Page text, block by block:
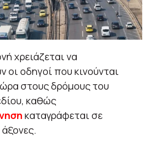
χρειάζεται να
οι οδηγοί που κινούνται
στους δρόμους του
καθώς
καταγράφεται σε